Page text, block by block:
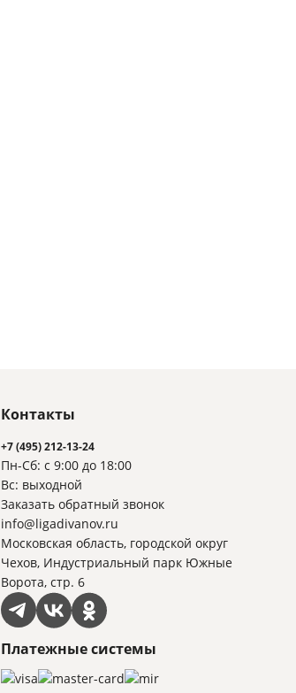
Контакты
+7 (495) 212-13-24
Пн-Сб: с 9:00 до 18:00
Вс: выходной
Заказать обратный звонок
info@ligadivanov.ru
Московская область, городской округ
Чехов, Индустриальный парк Южные
Ворота, стр. 6
Платежные системы